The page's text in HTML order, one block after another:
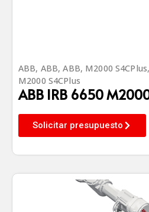
ABB, ABB,ABB, M2000 S4CPlus,
M2000 S4CPlus
ABB IRB 6650 M2000
Solicitar presupuesto